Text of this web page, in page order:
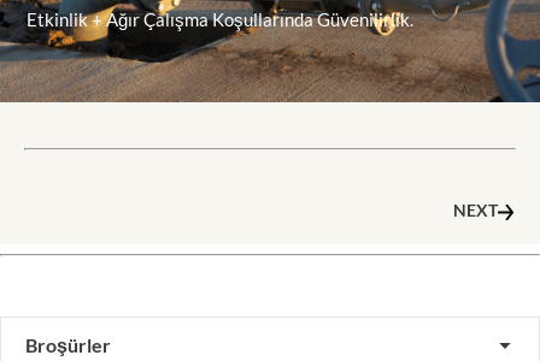
Etkinlik + Ağır Çalışma Koşullarında Güvenilirlik.
NEXT
Broşürler ▼